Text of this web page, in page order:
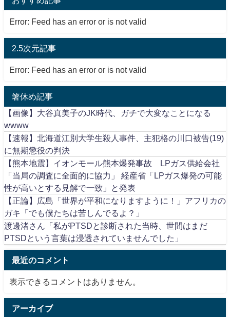
Error: Feed has an error or is not valid
2.5次元記事
Error: Feed has an error or is not valid
箸休め記事
【画像】大谷真美子のJK時代、ガチで大変なことになる
wwww
【速報】北海道江別大学生殺人事件、主犯格の川口被告(19)
に無期懲役の判決
【熊本地震】イオンモール熊本爆発事故 LPガス供給会社
「当局の調査に全面的に協力」 経産省「LPガス爆発の可能
性が高いとする見解で一致」と発表
【正論】広島「世界が平和になりますように！」アフリカの
ガキ「でも僕たちは苦しんでるよ？」
渡邊渚さん「私がPTSDと診断された当時、世間はまだ
PTSDという言葉は浸透されていませんでした」
最近のコメント
表示できるコメントはありません。
アーカイブ